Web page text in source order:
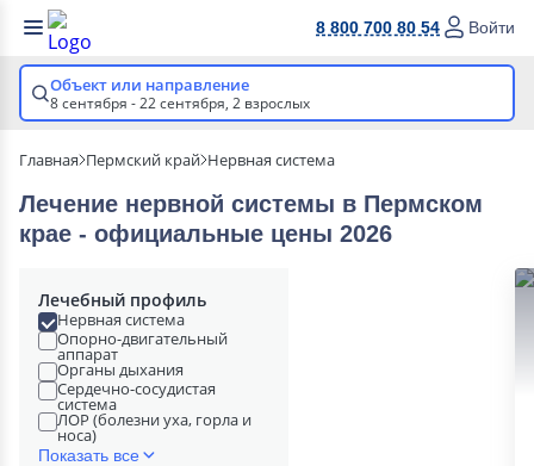
8 800 700 80 54 Войти
Объект или направление
8 сентября - 22 сентября, 2 взрослых
Главная Пермский край Нервная система
Лечение нервной системы в Пермском
крае - официальные цены 2026
Лечебный профиль
Нервная система
Опорно-двигательный
аппарат
Органы дыхания
Сердечно-сосудистая
система
ЛОР (болезни уха, горла и
носа)
Показать все